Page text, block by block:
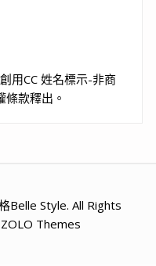
創用CC 姓名標示-非商
條款釋出。
Belle Style. All Rights
Themes